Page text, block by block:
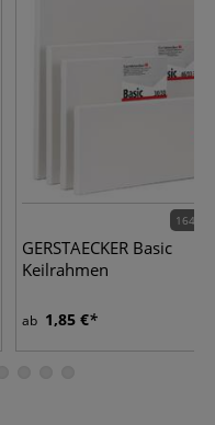
164
GERSTAECKER Basic
Keilrahmen
ab 1,85 €